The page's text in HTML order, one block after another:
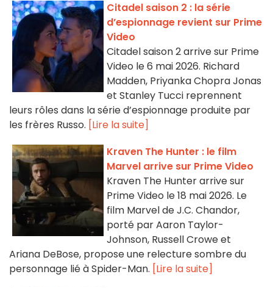
Citadel saison 2 : la série
d’espionnage revient sur Prime
Video
Citadel saison 2 arrive sur Prime
Video le 6 mai 2026. Richard
Madden, Priyanka Chopra Jonas
et Stanley Tucci reprennent
leurs rôles dans la série d’espionnage produite par
les frères Russo. [Lire la suite]
Kraven The Hunter : le film
Marvel arrive sur Prime Video
Kraven The Hunter arrive sur
Prime Video le 18 mai 2026. Le
film Marvel de J.C. Chandor,
porté par Aaron Taylor-
Johnson, Russell Crowe et
Ariana DeBose, propose une relecture sombre du
personnage lié à Spider-Man. [Lire la suite]